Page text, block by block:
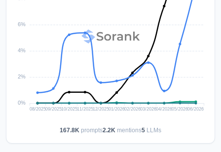
167.8K prompts2.2K mentions5 LLMs